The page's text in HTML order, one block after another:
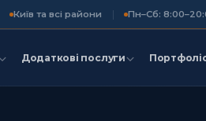
Київ та всі райони Пн–Сб:
Додаткові послуги